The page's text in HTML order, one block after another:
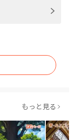
もっと見る